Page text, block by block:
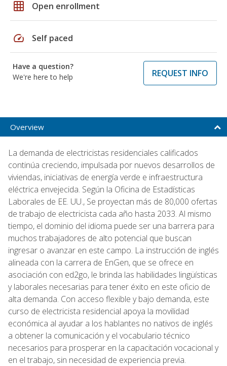
grid_on Open enrollment
speed Self paced
Have a question?
We're here to help
REQUEST INFO
Overview
La demanda de electricistas residenciales calificados
continúa creciendo, impulsada por nuevos desarrollos de
viviendas, iniciativas de energía verde e infraestructura
eléctrica envejecida. Según la Oficina de Estadísticas
Laborales de EE. UU., Se proyectan más de 80,000 ofertas
de trabajo de electricista cada año hasta 2033. Al mismo
tiempo, el dominio del idioma puede ser una barrera para
muchos trabajadores de alto potencial que buscan
ingresar o avanzar en este campo. La instrucción de inglés
alineada con la carrera de EnGen, que se ofrece en
asociación con ed2go, le brinda las habilidades lingüísticas
y laborales necesarias para tener éxito en este oficio de
alta demanda. Con acceso flexible y bajo demanda, este
curso de electricista residencial apoya la movilidad
económica al ayudar a los hablantes no nativos de inglés
a obtener la comunicación y el vocabulario técnico
necesarios para prosperar en la capacitación vocacional y
en el trabajo, sin necesidad de experiencia previa.